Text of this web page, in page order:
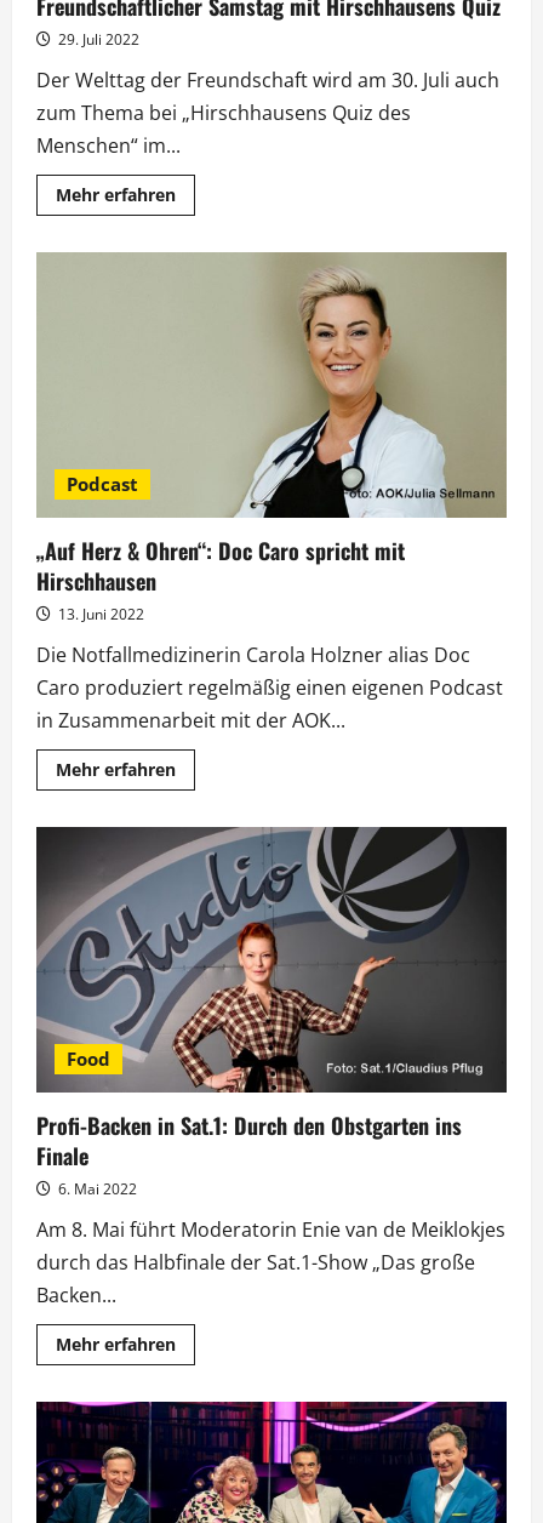
29. Juli 2022
Der Welttag der Freundschaft wird am 30. Juli auch
zum Thema bei „Hirschhausens Quiz des
Menschen“ im...
Mehr erfahrenMehr
Informationen
Podcast
„Auf Herz & Ohren“: Doc Caro spricht mit
Hirschhausen
13. Juni 2022
Die Notfallmedizinerin Carola Holzner alias Doc
Caro produziert regelmäßig einen eigenen Podcast
in Zusammenarbeit mit der AOK...
Mehr erfahrenMehr
Informationen
Herz
&
Ohren“:
Doc
Caro
spricht
mit
Hirschhausen
Food
Profi-Backen in Sat.1: Durch den Obstgarten ins
Finale
6. Mai 2022
Am 8. Mai führt Moderatorin Enie van de Meiklokjes
durch das Halbfinale der Sat.1-Show „Das große
Backen...
Mehr erfahrenMehr
Informationen
Backen
in
Sat.1:
Durch
den
Obstgarten
ins